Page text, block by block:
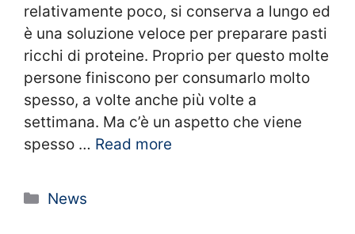
relativamente poco, si conserva a lungo ed
è una soluzione veloce per preparare pasti
ricchi di proteine. Proprio per questo molte
persone finiscono per consumarlo molto
spesso, a volte anche più volte a
settimana. Ma c’è un aspetto che viene
spesso … Read more
Categorie
News